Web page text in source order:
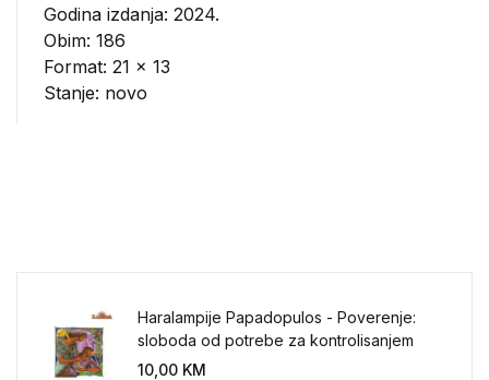
Godina izdanja: 2024.
Obim: 186
Format: 21 x 13
Stanje: novo
Haralampije Papadopulos - Poverenje:
sloboda od potrebe za kontrolisanjem
sveta
10,00 KM